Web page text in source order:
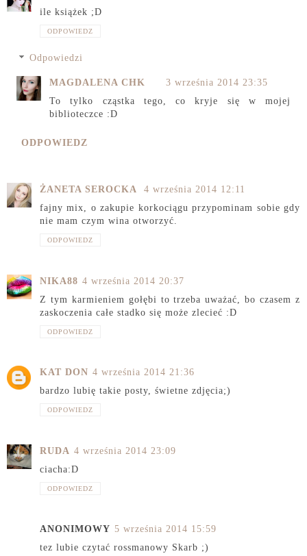
ile książek ;D
ODPOWIEDZ
Odpowiedzi
MAGDALENA CHK
3 września 2014 23:35
To tylko cząstka tego, co kryje się w mojej
biblioteczce :D
ODPOWIEDZ
ŻANETA SEROCKA
4 września 2014 12:11
fajny mix, o zakupie korkociągu przypominam sobie gdy
nie mam czym wina otworzyć.
ODPOWIEDZ
NIKA88 4 września 2014 20:37
Z tym karmieniem gołębi to trzeba uważać, bo czasem z
zaskoczenia całe stadko się może zlecieć :D
ODPOWIEDZ
KAT DON 4 września 2014 21:36
bardzo lubię takie posty, świetne zdjęcia;)
ODPOWIEDZ
RUDA 4 września 2014 23:09
ciacha:D
ODPOWIEDZ
ANONIMOWY 5 września 2014 15:59
tez lubie czytać rossmanowy Skarb ;)